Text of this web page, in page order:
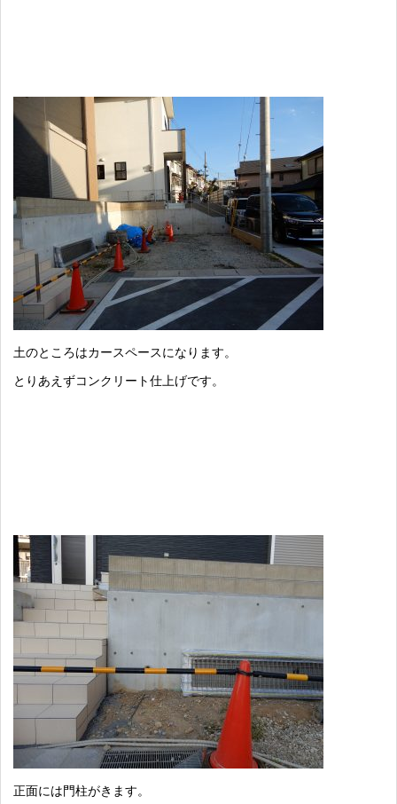
土のところはカースペースになります。
とりあえずコンクリート仕上げです。
正面には門柱がきます。